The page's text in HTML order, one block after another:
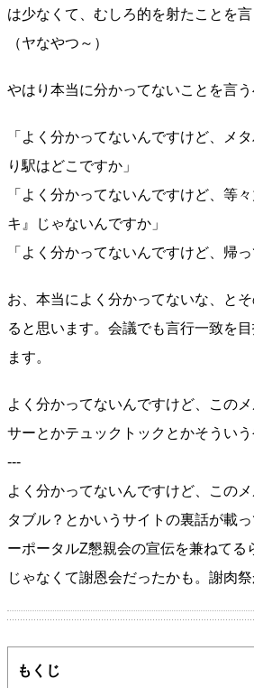
は少なくて、むしろ的を射たことを言
（ヤなやつ～）
やはり本当に分かってないことを言う
「よく分かってないんですけど、メ
り駅はどこですか」
「よく分かってないんですけど、等
キ』じゃないんですか」
「よく分かってないんですけど、帰っ
お、本当によく分かってないな、と
ると思います。会議でも言行一致を
ます。
よく分かってないんですけど、この
サーとかテュックトックとかそういう
---
よく分かってないんですけど、この
タブル？とかいうサイトの裏話が載
ーポータルZ懇親会の宣伝を兼ねてる
じゃなくて謝恩会だったかも。謝肉祭
もくじ